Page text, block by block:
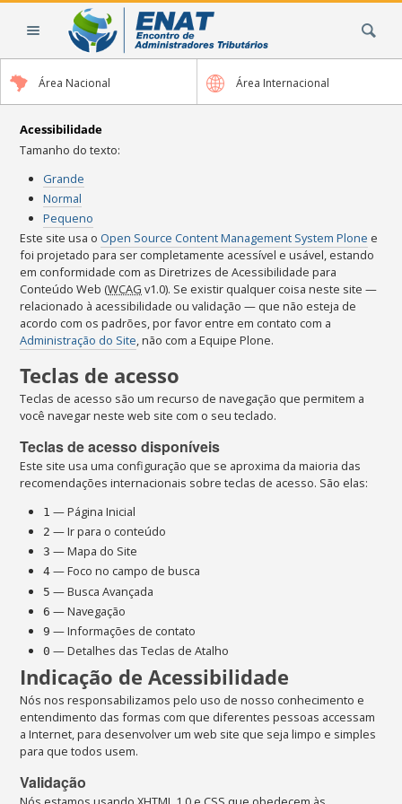
Área Nacional Área Internacional
Acessibilidade
Tamanho do texto:
Grande
Normal
Pequeno
Este site usa o Open Source Content Management System Plone e
foi projetado para ser completamente acessível e usável, estando
em conformidade com as Diretrizes de Acessibilidade para
Conteúdo Web (WCAG v1.0). Se existir qualquer coisa neste site —
relacionado à acessibilidade ou validação — que não esteja de
acordo com os padrões, por favor entre em contato com a
Administração do Site, não com a Equipe Plone.
Teclas de acesso
Teclas de acesso são um recurso de navegação que permitem a
você navegar neste web site com o seu teclado.
Teclas de acesso disponíveis
Este site usa uma configuração que se aproxima da maioria das
recomendações internacionais sobre teclas de acesso. São elas:
1 — Página Inicial
2 — Ir para o conteúdo
3 — Mapa do Site
4 — Foco no campo de busca
5 — Busca Avançada
6 — Navegação
9 — Informações de contato
0 — Detalhes das Teclas de Atalho
Indicação de Acessibilidade
Nós nos responsabilizamos pelo uso de nosso conhecimento e
entendimento das formas com que diferentes pessoas accessam
a Internet, para desenvolver um web site que seja limpo e simples
para que todos usem.
Validação